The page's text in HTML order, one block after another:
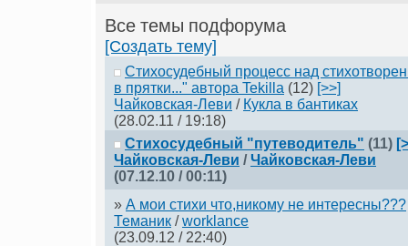
Все темы подфорума
[Создать тему]
Стихосудебный процесс над
в прятки..." автора Tekilla (12) [>>]
Чaйковскaя-Леви / Кукла в бантиках
(28.02.11 / 19:18)
Стихосудебный "путеводитель" (11)
Чайковская-Леви /Чайковская-Леви
(07.12.10 / 00:11)
» А мои стихи что,никому не интересны???
Теманик /worklance
(23.09.12 / 22:40)